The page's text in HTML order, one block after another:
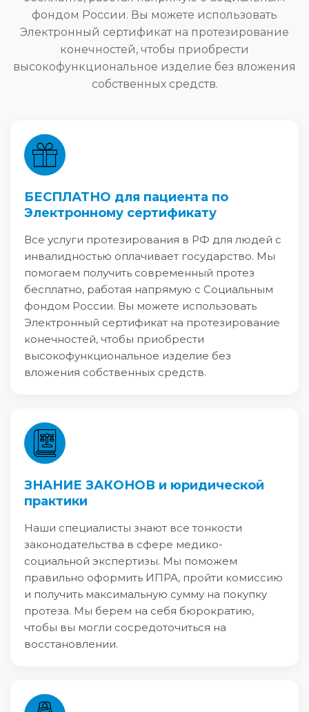
фондом России. Вы можете использовать
Электронный сертификат на протезирование
конечностей, чтобы приобрести
высокофункциональное изделие без вложения
собственных средств.
БЕСПЛАТНО для пациента по
Электронному сертификату
Все услуги протезирования в РФ для людей с
инвалидностью оплачивает государство. Мы
помогаем получить современный протез
бесплатно, работая напрямую с Социальным
фондом России. Вы можете использовать
Электронный сертификат на протезирование
конечностей, чтобы приобрести
высокофункциональное изделие без
вложения собственных средств.
ЗНАНИЕ ЗАКОНОВ и юридической
практики
Наши специалисты знают все тонкости
законодательства в сфере медико-
социальной экспертизы. Мы поможем
правильно оформить ИПРА, пройти комиссию
и получить максимальную сумму на покупку
протеза. Мы берем на себя бюрократию,
чтобы вы могли сосредоточиться на
восстановлении.